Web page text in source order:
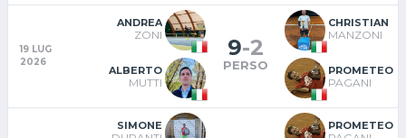
19 LUG
2026
ANDREA
ZONI
ALBERTO
MUTTI
9-2
PERSO
CHRISTIAN
MANZONI
PROMETEO
PAGANI
SIMONE PROMETEO